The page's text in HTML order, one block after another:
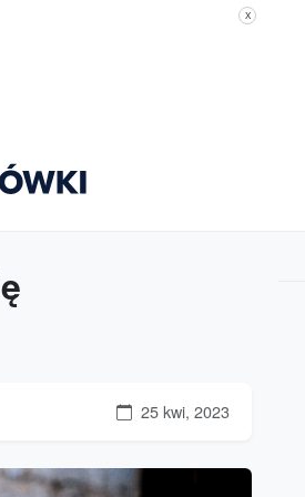
X
25 kwi, 2023